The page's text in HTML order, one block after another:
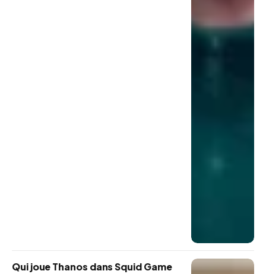
Qui joue Thanos dans Squid Game